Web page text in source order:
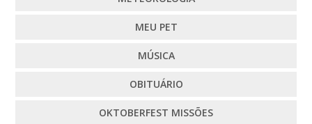
MEU PET
MÚSICA
OBITUÁRIO
OKTOBERFEST MISSÕES